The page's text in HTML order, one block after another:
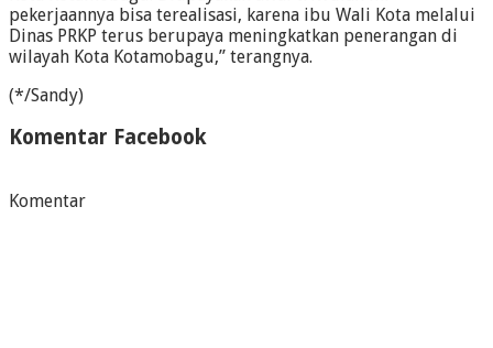
pekerjaannya bisa terealisasi, karena ibu Wali Kota melalui
Dinas PRKP terus berupaya meningkatkan penerangan di
wilayah Kota Kotamobagu,” terangnya.
(*/Sandy)
Komentar Facebook
Komentar